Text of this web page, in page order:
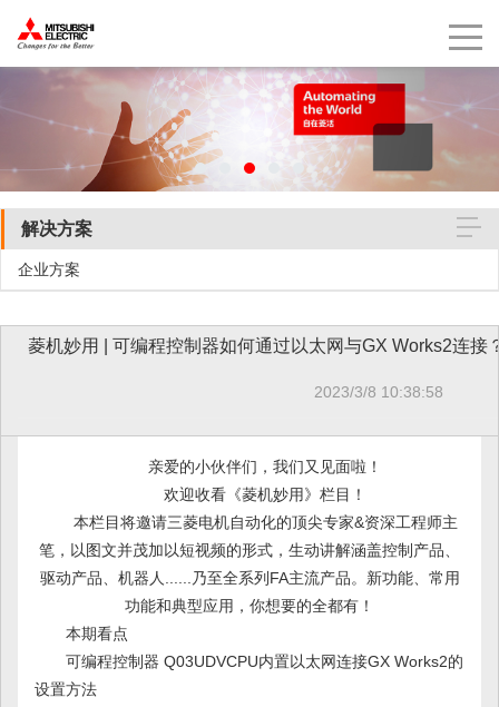
解决方案
企业方案
菱机妙用 | 可编程控制器如何通过以太网与GX Works2连接
2023/3/8 10:38:58
亲爱的小伙伴们，我们又见面啦！
欢迎收看《菱机妙用》栏目！
本栏目将邀请三菱电机自动化的顶尖专家&资深工程师主
笔，以图文并茂加以短视频的形式，生动讲解涵盖控制产品、
驱动产品、机器人......乃至全系列FA主流产品。新功能、常用
功能和典型应用，你想要的全都有！
本期看点
可编程控制器 Q03UDVCPU内置以太网连接GX Works2的
设置方法